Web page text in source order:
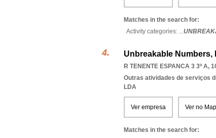
Matches in the search for:
Activity categories: ...
Unbreakable Numbers,
R TENENTE ESPANCA 3 3º A,
Outras atividades de serviços
LDA
Ver empresa Ver no
Matches in the search for: